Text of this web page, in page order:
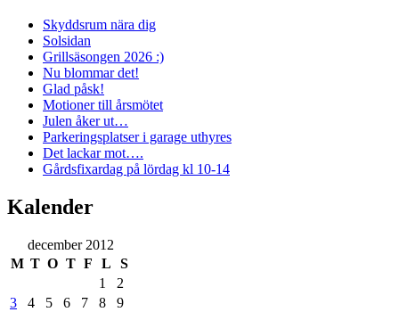
Skyddsrum nära dig
Solsidan
Grillsäsongen 2026 :)
Nu blommar det!
Glad påsk!
Motioner till årsmötet
Julen åker ut…
Parkeringsplatser i garage uthyres
Det lackar mot….
Gårdsfixardag på lördag kl 10-14
Kalender
december 2012
M T O T F L
S
1
2
3
4 5 6 7 8 9